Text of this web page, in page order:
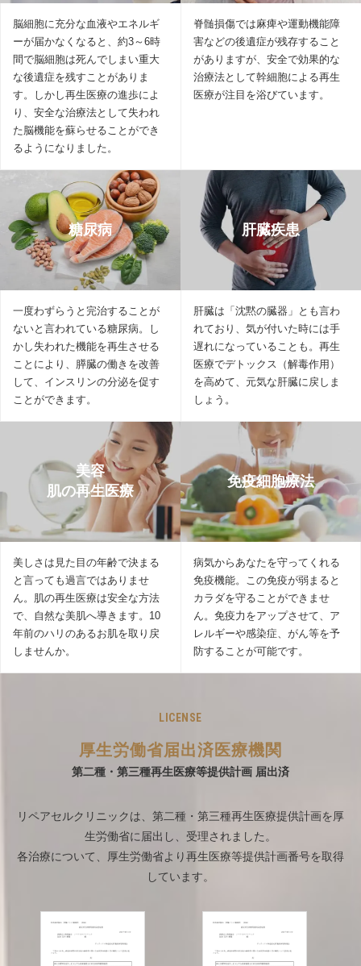
脳細胞に充分な血液やエネルギ
ーが届かなくなると、約3～6時
間で脳細胞は死んでしまい重大
な後遺症を残すことがありま
す。しかし再生医療の進歩によ
り、安全な治療法として失われ
た脳機能を蘇らせることができ
るようになりました。
脊髄損傷では麻痺や運動機能障
害などの後遺症が残存すること
がありますが、安全で効果的な
治療法として幹細胞による再生
医療が注目を浴びています。
糖尿病
一度わずらうと完治することが
ないと言われている糖尿病。し
かし失われた機能を再生させる
ことにより、膵臓の働きを改善
して、インスリンの分泌を促す
ことができます。
肝臓疾患
肝臓は「沈黙の臓器」とも言わ
れており、気が付いた時には手
遅れになっていることも。再生
医療でデトックス（解毒作用）
を高めて、元気な肝臓に戻しま
しょう。
美容
肌の再生医療
美しさは見た目の年齢で決まる
と言っても過言ではありませ
ん。肌の再生医療は安全な方法
で、自然な美肌へ導きます。10
年前のハリのあるお肌を取り戻
しませんか。
免疫細胞療法
病気からあなたを守ってくれる
免疫機能。この免疫が弱まると
カラダを守ることができませ
ん。免疫力をアップさせて、ア
レルギーや感染症、がん等を予
防することが可能です。
LICENSE
厚生労働省届出済医療機関
第二種・第三種再生医療等提供計画 届出済
リペアセルクリニックは、第二種・第三種再生医療提供計画を厚
生労働省に届出し、受理されました。
各治療について、厚生労働省より再生医療等提供計画番号を取得
しています。